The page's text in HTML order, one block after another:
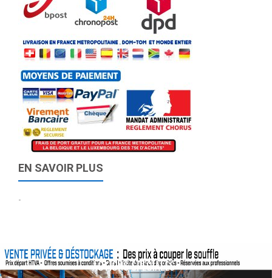
EN SAVOIR PLUS
-
ACTIONS SPÉCIALES